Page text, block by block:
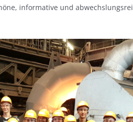
informative und